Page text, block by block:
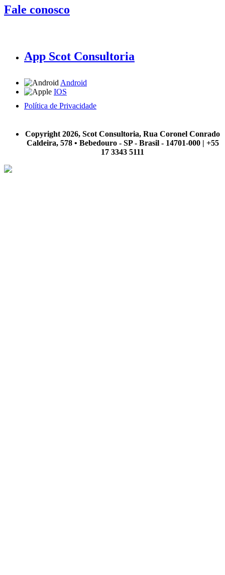
Fale conosco
App Scot Consultoria
Android
IOS
Política de Privacidade
Copyright 2026, Scot Consultoria, Rua Coronel Conrado
Caldeira, 578 • Bebedouro - SP - Brasil - 14701-000 | +55
17 3343 5111